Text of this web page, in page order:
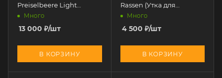
Preiselbeere Light
(Индейка с клюквой и
Много
13 000 ₽/шт
В КОРЗИНУ
Rassen (Утка для
МЕЛКИХ пород) 2 кг
Много
4 500 ₽/шт
В КОРЗИНУ